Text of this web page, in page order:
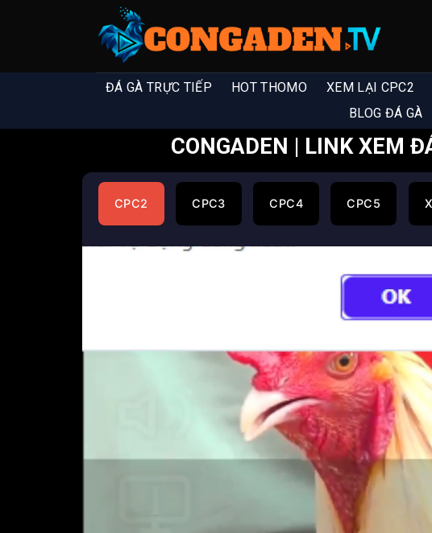
ĐÁ GÀ TRỰC TIẾP HOT THOMO XEM LẠI CPC2
BLOG ĐÁ GÀ
CONGADEN | LINK XEM
CPC2 CPC3 CPC4 CPC5